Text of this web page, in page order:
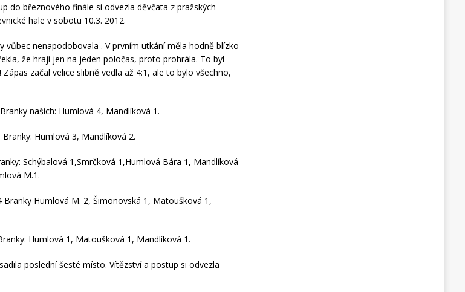
do březnového finále si odvezla děvčata z pražských
hale v sobotu 10.3. 2012.
vůbec nenapodobovala . V prvním utkání měla hodně blízko
že hrají jen na jeden poločas, proto prohrála. To byl
začal velice slibně vedla až 4:1, ale to bylo všechno,
našich: Humlová 4, Mandlíková 1.
Humlová 3, Mandlíková 2.
Schýbalová 1,Smrčková 1,Humlová Bára 1, Mandlíková
M.1.
Branky Humlová M. 2, Šimonovská 1, Matoušková 1,
Humlová 1, Matoušková 1, Mandlíková 1.
poslední šesté místo. Vítězství a postup si odvezla